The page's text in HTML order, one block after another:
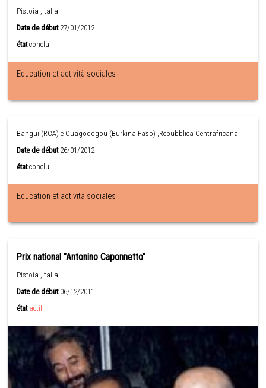
Pistoia ,Italia
Date de début27/01/2012
état conclu
Education et actività sociales
Bangui (RCA) e Ouagodogou (Burkina Faso) ,Repubblica Centrafricana
Date de début26/01/2012
état conclu
Education et actività sociales
Prix national "Antonino Caponnetto"
Pistoia ,Italia
Date de début06/12/2011
état actif